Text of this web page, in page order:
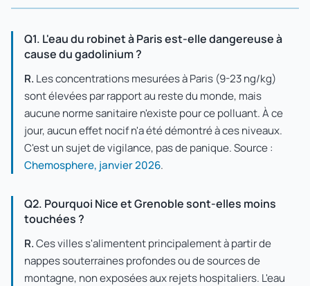
Q1. L'eau du robinet à Paris est-elle dangereuse à
cause du gadolinium ?
R. Les concentrations mesurées à Paris (9-23 ng/kg)
sont élevées par rapport au reste du monde, mais
aucune norme sanitaire n'existe pour ce polluant. À ce
jour, aucun effet nocif n'a été démontré à ces niveaux.
C'est un sujet de vigilance, pas de panique. Source :
Chemosphere, janvier 2026.
Q2. Pourquoi Nice et Grenoble sont-elles moins
touchées ?
R.Ces villes s'alimentent principalement à partir de
nappes souterraines profondes ou de sources de
montagne, non exposées aux rejets hospitaliers. L'eau